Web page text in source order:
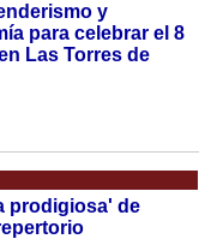
y
para celebrar el 8
Las Torres de
prodigiosa' de